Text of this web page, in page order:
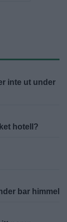
inte ut under
hotell?
bar himmel